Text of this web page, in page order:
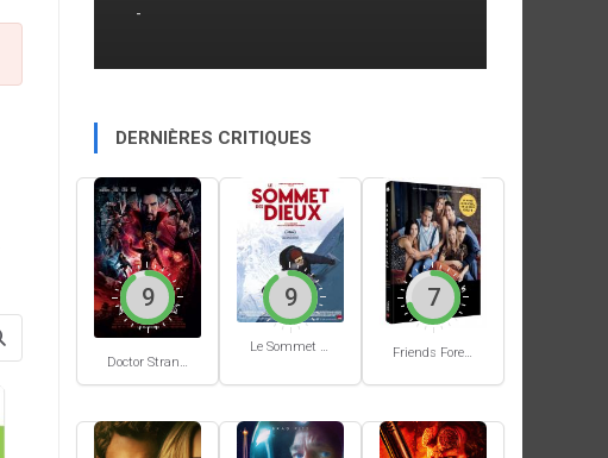
-
DERNIÈRES CRITIQUES
Doctor Strange in the Multiverse of Madness
9
Le Sommet des Dieux
9
Friends Forever
7